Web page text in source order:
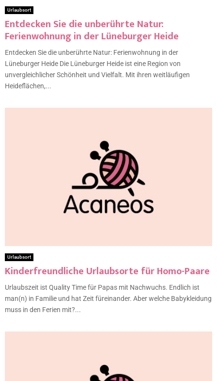
Urlaubsort
Entdecken Sie die unberührte Natur:
Ferienwohnung in der Lüneburger Heide
Entdecken Sie die unberührte Natur: Ferienwohnung in der
Lüneburger Heide Die Lüneburger Heide ist eine Region von
unvergleichlicher Schönheit und Vielfalt. Mit ihren weitläufigen
Heideflächen,...
Urlaubsort
Kinderfreundliche Urlaubsorte für Homo-Paare
Urlaubszeit ist Quality Time für Papas mit Nachwuchs. Endlich ist
man(n) in Familie und hat Zeit füreinander. Aber welche Babykleidung
muss in den Ferien mit?...